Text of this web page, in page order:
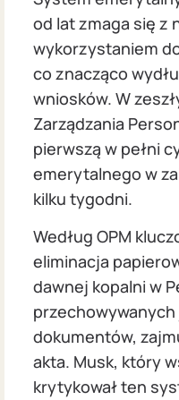
od lat zmaga się z
wykorzystaniem
co znacząco
wniosków. W
Zarządzania
pierwszą w pełni
emerytalnego w
kilku tygodni.
Według OPM
eliminacja
dawnej kopalni w
dokumentów,
akta. Musk, który
krytykował ten